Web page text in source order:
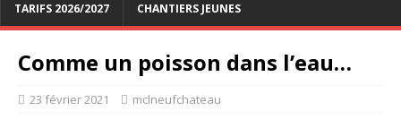
TARIFS 2026/2027 CHANTIERS JEUNES
Comme un poisson dans l’eau…
23 février 2021 mclneufchateau